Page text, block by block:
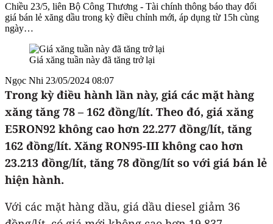
Chiều 23/5, liên Bộ Công Thương - Tài chính thông báo thay đổi
giá bán lẻ xăng dầu trong kỳ điều chỉnh mới, áp dụng từ 15h cùng
ngày…
Giá xăng tuần này đã tăng trở lại
Ngọc Nhi 23/05/2024 08:07
Trong kỳ điều hành lần này, giá các mặt hàng
xăng tăng 78 – 162 đồng/lít. Theo đó, giá xăng
E5RON92 không cao hơn 22.277 đồng/lít, tăng
162 đồng/lít. Xăng RON95-III không cao hơn
23.213 đồng/lít, tăng 78 đồng/lít so với giá bán lẻ
hiện hành.
Với các mặt hàng dầu, giá dầu diesel giảm 36